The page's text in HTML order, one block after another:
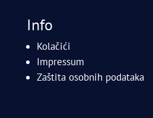
Info
Kolačići
Impressum
Zaštita osobnih podataka